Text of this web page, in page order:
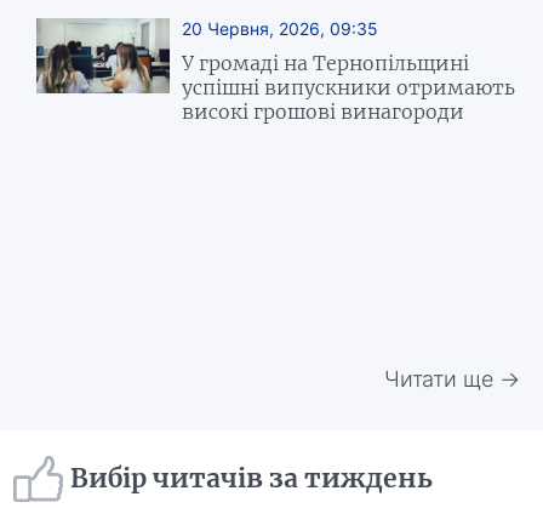
20 Червня, 2026, 09:35
У громаді на Тернопільщині
успішні випускники отримають
високі грошові винагороди
Читати ще →
Вибір читачів за тиждень